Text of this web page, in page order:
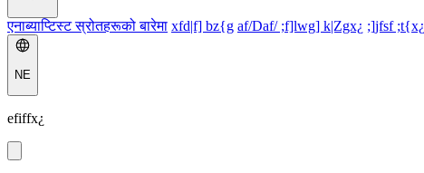
एनाब्याप्टिस्ट स्रोतहरूको बारेमा xfd|f] bz{g af/Daf/ ;f]lwg] k|Zgx¿ ;]jfsf ;t{x¿
NE
efiffx¿